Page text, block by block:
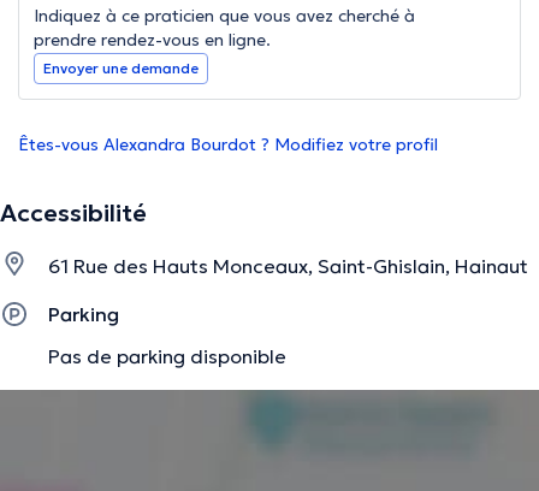
Indiquez à ce praticien que vous avez cherché à
prendre rendez-vous en ligne.
Envoyer une demande
Êtes-vous Alexandra Bourdot ? Modifiez votre profil
Accessibilité
61 Rue des Hauts Monceaux, Saint-Ghislain, Hainaut
Parking
Pas de parking disponible